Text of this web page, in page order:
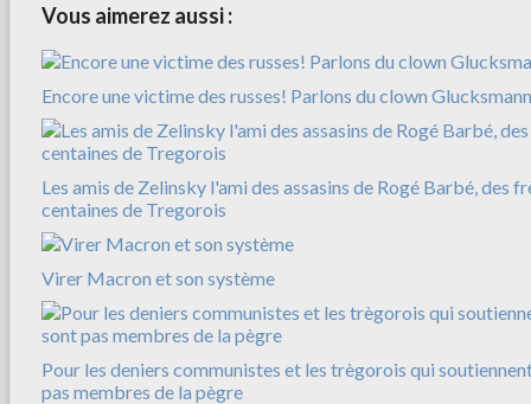
Vous aimerez aussi :
Encore une victime des russes! Parlons du clown Glucksmann
Les amis de Zelinsky l'ami des assasins de Rogé Barbé, des
centaines de Tregorois
Virer Macron et son système
Pour les deniers communistes et les trègorois qui
pas membres de la pègre